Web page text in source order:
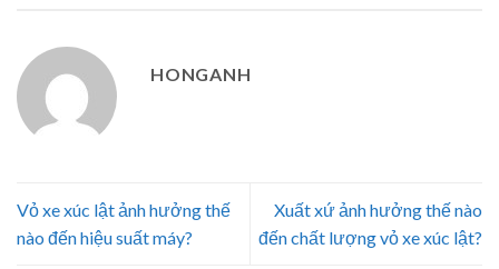
HONGANH
Vỏ xe xúc lật ảnh hưởng thế
nào đến hiệu suất máy?
Xuất xứ ảnh hưởng thế nào
đến chất lượng vỏ xe xúc lật?